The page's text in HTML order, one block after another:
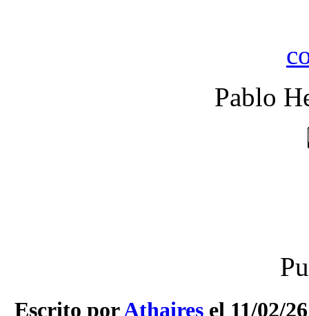
Pablo
Escrito porAthaires el 11/02/26